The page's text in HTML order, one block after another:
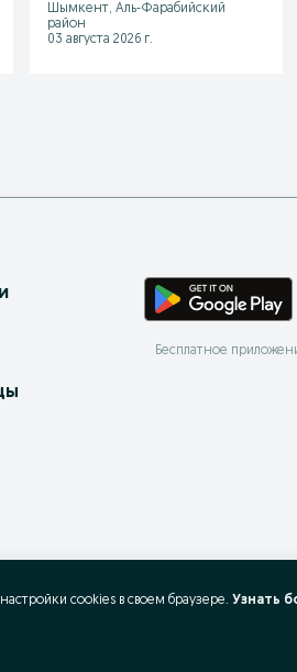
Шымкент, Аль-Фарабийский
район
03 августа 2026 г.
Бесплатное
cookies в своeм браузере. Узнать